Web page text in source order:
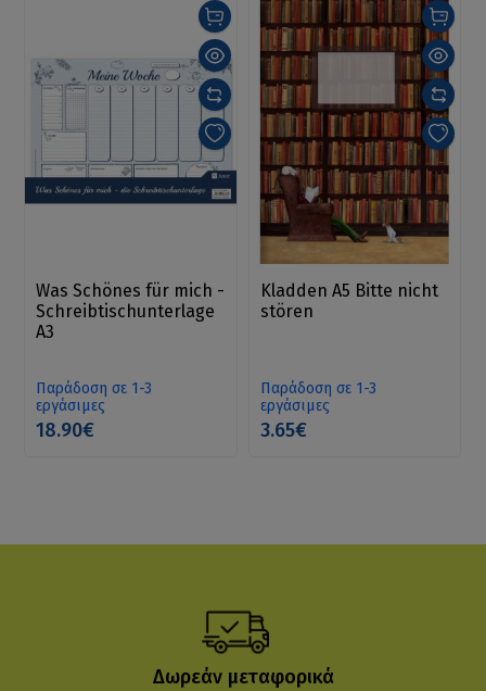
Was Schönes für mich -
Schreibtischunterlage
A3
Παράδοση σε 1-3
εργάσιμες
18.90€
Kladden A5 Bitte nicht
stören
Παράδοση σε 1-3
εργάσιμες
3.65€
Δωρεάν μεταφορικά